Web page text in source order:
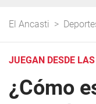
El Ancasti >
JUEGAN DESDE
¿Cómo